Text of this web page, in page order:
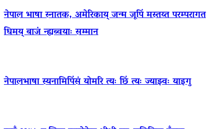
नेपाल भाषा स्नातक, अमेरिकाय् जन्म जूपिं मस्तय्त परम्परागत
धिमय् बाजं न्ह्यब्वयाः सम्मान
नेपालभाषा स्यनामिपिंसं योमरि त्यः छिं त्यः ज्याझ्वः याइगु